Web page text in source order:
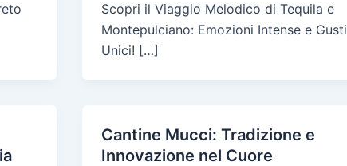
Scopri il Viaggio Melodico di Tequila e
Montepulciano: Emozioni Intense e Gusti
Unici! […]
Cantine Mucci: Tradizione e
Innovazione nel Cuore